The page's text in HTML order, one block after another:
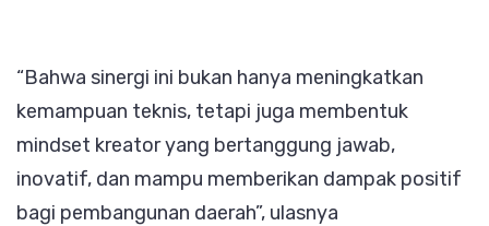
“Bahwa sinergi ini bukan hanya meningkatkan
kemampuan teknis, tetapi juga membentuk
mindset kreator yang bertanggung jawab,
inovatif, dan mampu memberikan dampak positif
bagi pembangunan daerah”, ulasnya